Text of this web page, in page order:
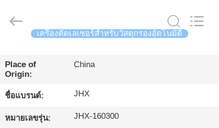
สินค้า
Photoelectric
Co.,Ltd.
เครื่องตัดเลเซอร์สำหรับวัสดุกรองอัตโนมัติ
Place of
Origin:
China
ชื่อแบรนด์: JHX
หมายเลขรุ่น: JHX-160300